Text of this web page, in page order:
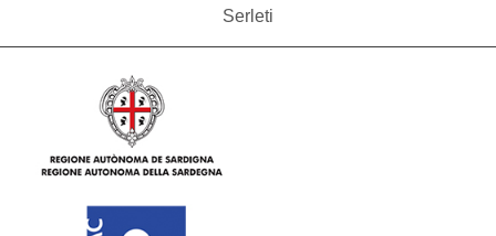
Serleti